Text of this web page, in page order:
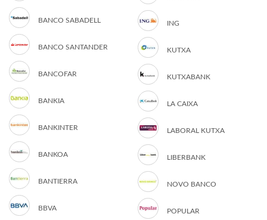
BANCO SABADELL
BANCO SANTANDER
BANCOFAR
BANKIA
BANKINTER
BANKOA
BANTIERRA
BBVA
ING
KUTXA
KUTXABANK
LA CAIXA
LABORAL KUTXA
LIBERBANK
NOVO BANCO
POPULAR